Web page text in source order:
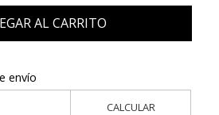
AL CARRITO
envío
CALCULAR